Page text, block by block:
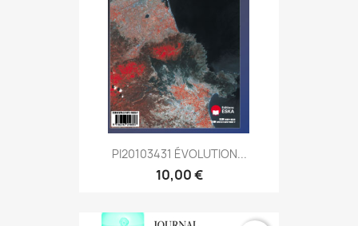
PI20103431 ÉVOLUTION...
10,00 €